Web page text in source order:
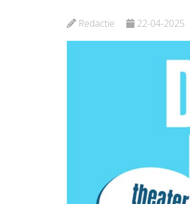
Redactie 22-04-2025
Bekijk de pagina